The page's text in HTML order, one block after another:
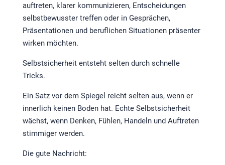
auftreten, klarer kommunizieren, Entscheidungen
selbstbewusster treffen oder in Gesprächen,
Präsentationen und beruflichen Situationen präsenter
wirken möchten.
Selbstsicherheit entsteht selten durch schnelle
Tricks.
Ein Satz vor dem Spiegel reicht selten aus, wenn er
innerlich keinen Boden hat. Echte Selbstsicherheit
wächst, wenn Denken, Fühlen, Handeln und Auftreten
stimmiger werden.
Die gute Nachricht: